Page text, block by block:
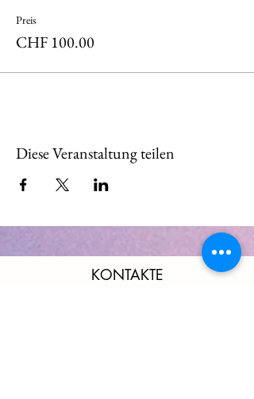
Preis
CHF 100.00
Diese Veranstaltung teilen
KONTAKTE